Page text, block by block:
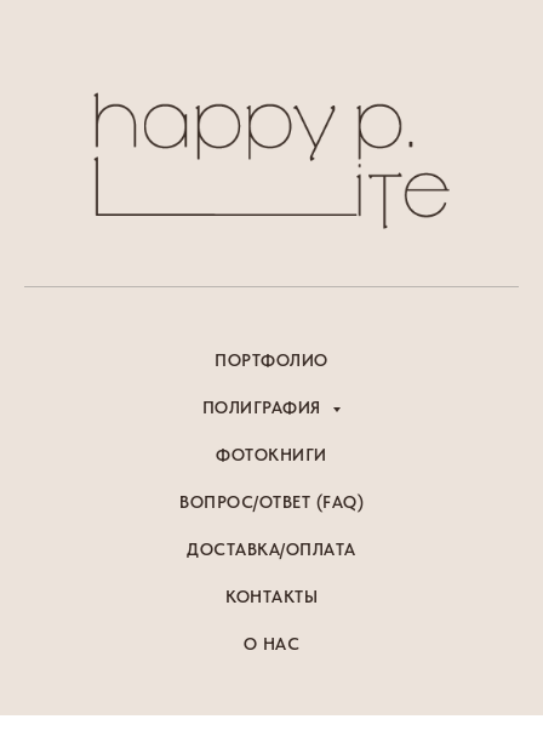
ПОРТФОЛИО
ПОЛИГРАФИЯ
ФОТОКНИГИ
ВОПРОС/ОТВЕТ (FAQ)
ДОСТАВКА/ОПЛАТА
КОНТАКТЫ
О НАС